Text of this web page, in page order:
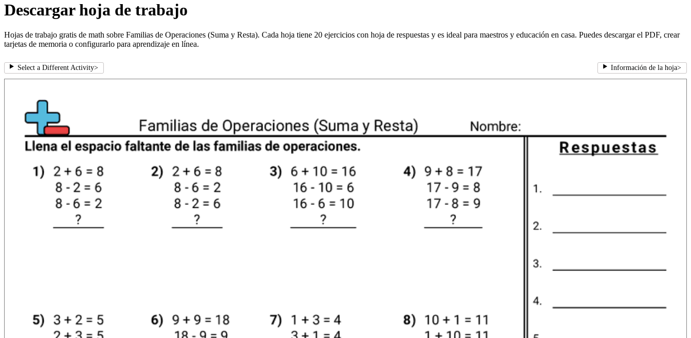
Descargar hoja de trabajo
Hojas de trabajo gratis de math sobre Familias de Operaciones (Suma y Resta). Cada hoja tiene 20 ejercicios con hoja de respuestas y es ideal para maestros y educación en casa. Puedes descargar el PDF, crear
tarjetas de memoria o configurarlo para aprendizaje en línea.
Select a Different Activity> Información de la hoja>